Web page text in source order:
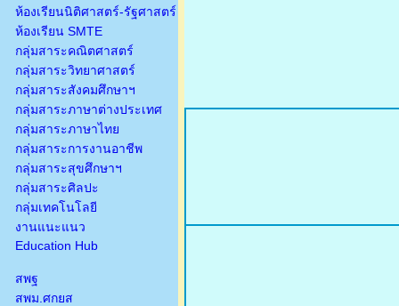
ห้องเรียนนิติศาสตร์-รัฐศาสตร์
ห้องเรียน SMTE
กลุ่มสาระคณิตศาสตร์
กลุ่มสาระวิทยาศาสตร์
กลุ่มสาระสังคมศึกษาฯ
กลุ่มสาระภาษาต่างประเทศ
กลุ่มสาระภาษาไทย
กลุ่มสาระการงานอาชีพ
กลุ่มสาระสุขศึกษาฯ
กลุ่มสาระศิลปะ
กลุ่มเทคโนโลยี
งานแนะแนว
Education Hub
สพฐ
สพม.ศกยส